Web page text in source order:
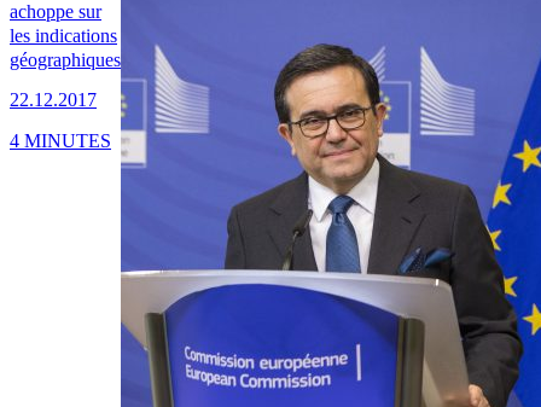
achoppe sur
les indications
géographiques
22.12.2017
4 MINUTES